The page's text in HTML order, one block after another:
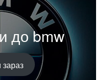
до bmw
зараз